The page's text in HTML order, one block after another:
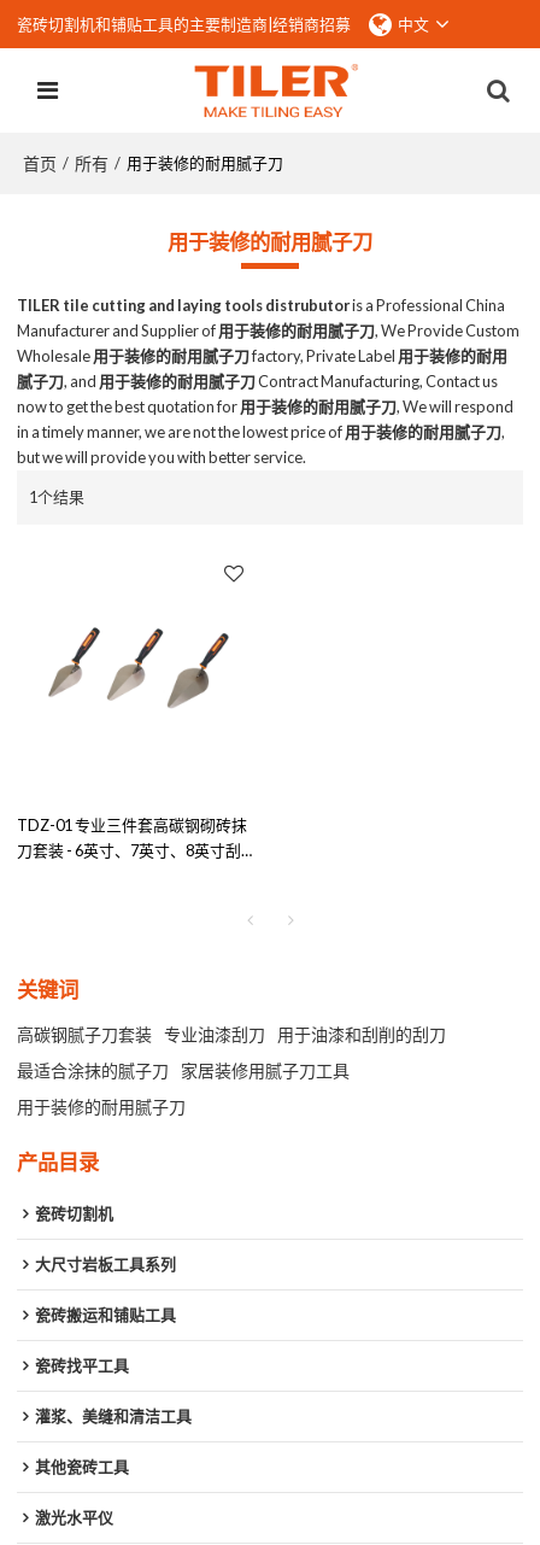
瓷砖切割机和铺贴工具的主要制造商|经销商招募 中文
首页 / 所有 / 用于装修的耐用腻子刀
用于装修的耐用腻子刀
TILER tile cutting and laying tools distrubutoris a Professional China
Manufacturer and Supplier of用于装修的耐用腻子刀, We Provide Custom
Wholesale用于装修的耐用腻子刀factory, Private Label 用于装修的耐用
腻子刀, and 用于装修的耐用腻子刀Contract Manufacturing, Contact us
now to get the best quotation for用于装修的耐用腻子刀, We will respond
in a timely manner, we are not the lowest price of用于装修的耐用腻子刀,
but we will provide you with better service.
1个结果
TDZ-01 专业三件套高碳钢砌砖抹
刀套装 - 6英寸、7英寸、8英寸刮
关键词
高碳钢腻子刀套装 专业油漆刮刀
用于油漆和刮削的刮刀
最适合涂抹的腻子刀
家居装修用腻子刀工具
用于装修的耐用腻子刀
产品目录
瓷砖切割机
大尺寸岩板工具系列
瓷砖搬运和铺贴工具
瓷砖找平工具
灌浆、美缝和清洁工具
其他瓷砖工具
激光水平仪